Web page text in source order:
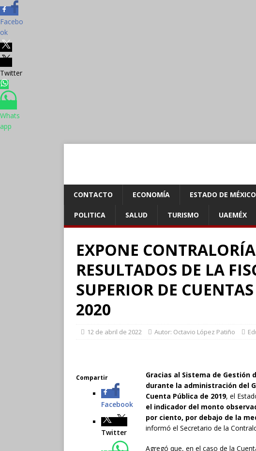
Facebo
ok
Twitter
Whats
app
CONTACTO ECONOMÍA ESTADO DE MÉXICO
POLITICA SALUD TURISMO UAEMÉX
EXPONE
RESULTADOS DE LA
SUPERIOR DE
2020
12 de abril de 2022 Autor: Octavio López Patiño
Compartir
Facebook
Twitter
Gracias al Sistema de Gestión
durante la administración del
Cuenta Pública de 2019, el
el indicador del monto
por ciento, por debajo de la
informó el Secretario de la
Agregó que, en el caso de la